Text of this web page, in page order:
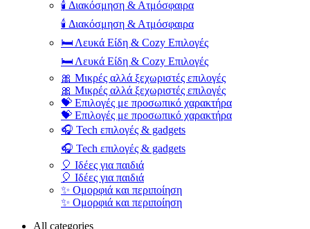
🕯️ Διακόσμηση & Ατμόσφαιρα
🕯️ Διακόσμηση & Ατμόσφαιρα
🛏️ Λευκά Είδη & Cozy Επιλογές
🛏️ Λευκά Είδη & Cozy Επιλογές
🎀 Μικρές αλλά ξεχωριστές επιλογές
🎀 Μικρές αλλά ξεχωριστές επιλογές
💝 Επιλογές με προσωπικό χαρακτήρα
💝 Επιλογές με προσωπικό χαρακτήρα
🎧 Tech επιλογές & gadgets
🎧 Tech επιλογές & gadgets
🎈 Ιδέες για παιδιά
🎈 Ιδέες για παιδιά
✨ Ομορφιά και περιποίηση
✨ Ομορφιά και περιποίηση
All categories